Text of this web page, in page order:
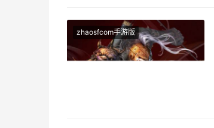
zhaosfcom手游版